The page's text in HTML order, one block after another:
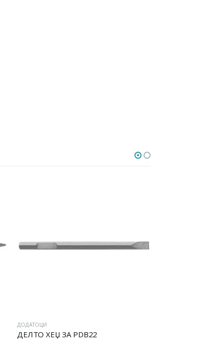
ДОДАТОЦИ
ДЕЛТО ХЕЏ ЗА PDB22